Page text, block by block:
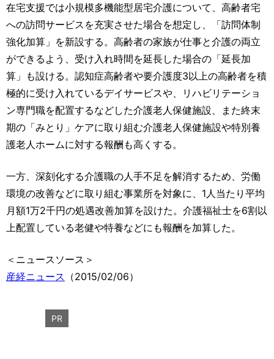
在宅支援では小規模多機能型居宅介護について、高齢者宅
への訪問サービスを充実させた場合を想定し、「訪問体制
強化加算」を新設する。高齢者の家族が仕事と介護の両立
ができるよう、受け入れ時間を延長した場合の「延長加
算」も設ける。認知症高齢者や要介護度3以上の高齢者を積
極的に受け入れているデイサービスや、リハビリテーショ
ン専門職を配置するなどした介護老人保健施設、また終末
期の「みとり」ケアに取り組む介護老人保健施設や特別養
護老人ホームに対する報酬も高くする。
一方、深刻化する介護職の人手不足を解消するため、労働
環境の改善などに取り組む事業所を対象に、1人当たり平均
月額1万2千円の処遇改善加算を設けた。介護福祉士を6割以
上配置している老健や特養などにも報酬を加算した。
＜ニュースソース＞
産経ニュース （2015/02/06）
PR